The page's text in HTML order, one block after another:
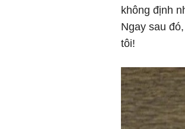
không định
Ngay sau
tôi!